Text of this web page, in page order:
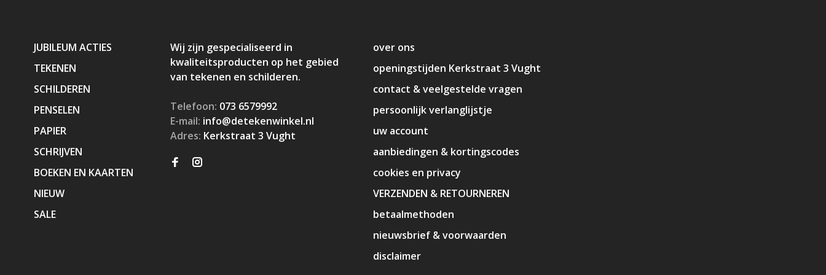
JUBILEUM ACTIES
TEKENEN
SCHILDEREN
PENSELEN
PAPIER
SCHRIJVEN
BOEKEN EN KAARTEN
NIEUW
SALE
Wij zijn gespecialiseerd in
kwaliteitsproducten op het gebied
van tekenen en schilderen.
Telefoon: 073 6579992
E-mail: info@detekenwinkel.nl
Adres: Kerkstraat 3 Vught
over ons
openingstijden Kerkstraat 3 Vught
contact & veelgestelde vragen
persoonlijk verlanglijstje
uw account
aanbiedingen & kortingscodes
cookies en privacy
VERZENDEN & RETOURNEREN
betaalmethoden
nieuwsbrief & voorwaarden
disclaimer